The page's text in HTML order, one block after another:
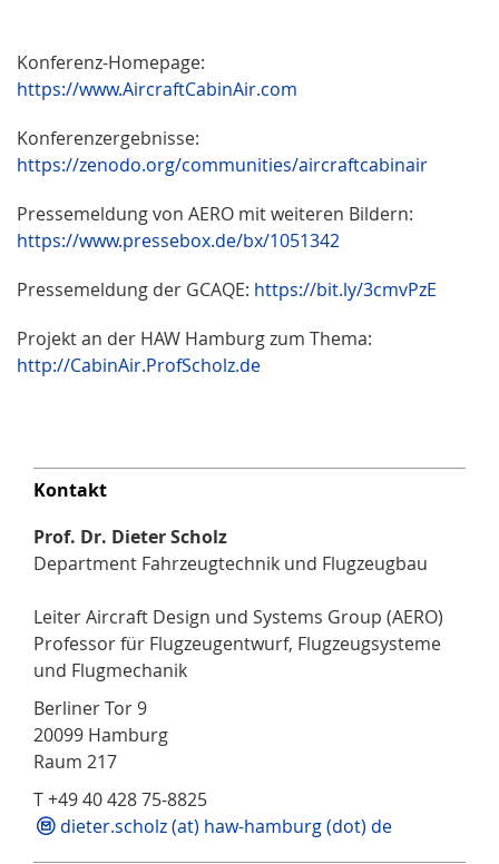
Konferenz-Homepage:
https://www.AircraftCabinAir.com
Konferenzergebnisse:
https://zenodo.org/communities/aircraftcabinair
Pressemeldung von AERO mit weiteren Bildern:
https://www.pressebox.de/bx/1051342
Pressemeldung der GCAQE: https://bit.ly/3cmvPzE
Projekt an der HAW Hamburg zum Thema:
http://CabinAir.ProfScholz.de
Kontakt
Prof. Dr. Dieter Scholz
Department Fahrzeugtechnik und Flugzeugbau
Leiter Aircraft Design und Systems Group (AERO)
Professor für Flugzeugentwurf, Flugzeugsysteme
und Flugmechanik
Berliner Tor 9
20099 Hamburg
Raum 217
T +49 40 428 75-8825
dieter.scholz (at) haw-hamburg (dot) de